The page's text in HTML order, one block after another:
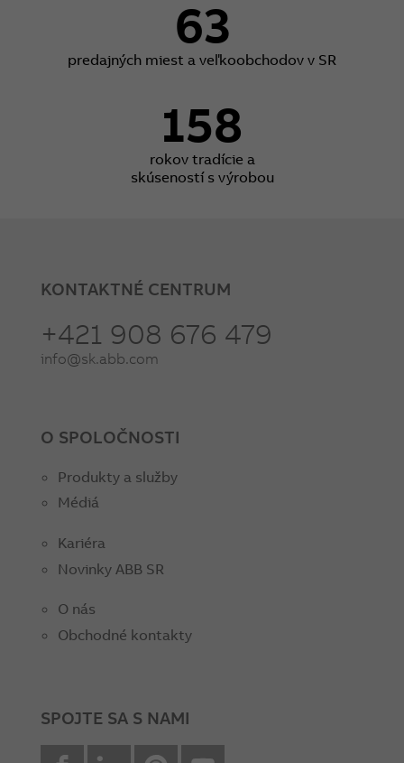
63
predajných miest a veľkoobchodov v SR
158
rokov tradície a
skúseností s výrobou
KONTAKTNÉ CENTRUM
+421 908 676 479
info@sk.abb.com
O SPOLOČNOSTI
Produkty a služby
Médiá
Kariéra
Novinky ABB SR
O nás
Obchodné kontakty
SPOJTE SA S NAMI
facebookLinkedin Pinterest